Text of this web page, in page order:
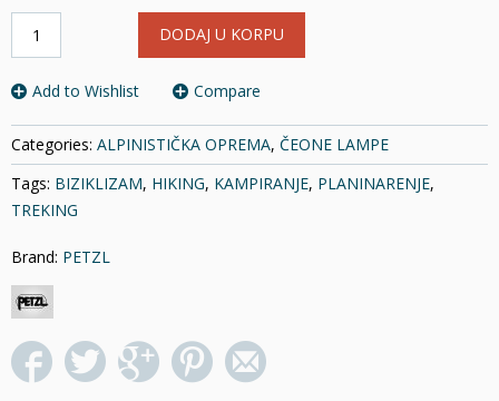
LAMPA
CORE
DODAJ U KORPU
Add to Wishlist Compare
Categories: ALPINISTIČKA OPREMA, ČEONE LAMPE
Tags: BIZIKLIZAM, HIKING, KAMPIRANJE, PLANINARENJE,
TREKING
Brand: PETZL